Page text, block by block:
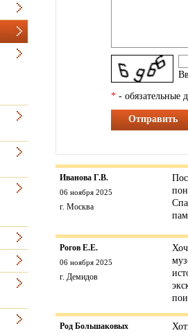
* - обязательные
Отправить
Иванова Г.В.
06 ноября 2025
г. Москва
Рогов Е.Е.
06 ноября 2025
г. Демидов
Род Большаковых